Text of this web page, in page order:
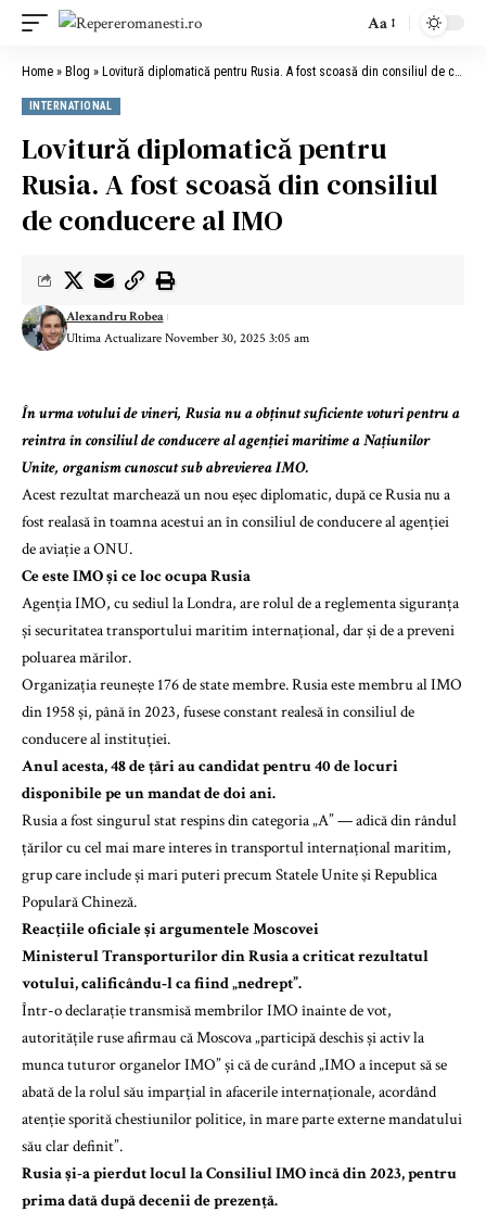
Aa
Home » Blog » Lovitură diplomatică pentru Rusia. A fost scoasă din consiliul de conducere al IMO
INTERNATIONAL
Lovitură diplomatică pentru
Rusia. A fost scoasă din consiliul
de conducere al IMO
Ultima Actualizare November 30, 2025 3:05 am
Alexandru Robea
În urma votului de vineri, Rusia nu a obținut suficiente voturi pentru a
reintra în consiliul de conducere al agenției maritime a Națiunilor
Unite, organism cunoscut sub abrevierea IMO.
Acest rezultat marchează un nou eșec diplomatic, după ce Rusia nu a
fost realasă în toamna acestui an în consiliul de conducere al agenției
de aviație a ONU.
Ce este IMO și ce loc ocupa Rusia
Agenția IMO, cu sediul la Londra, are rolul de a reglementa siguranța
și securitatea transportului maritim internațional, dar și de a preveni
poluarea mărilor.
Organizația reunește 176 de state membre. Rusia este membru al IMO
din 1958 și, până în 2023, fusese constant realesă în consiliul de
conducere al instituției.
Anul acesta, 48 de țări au candidat pentru 40 de locuri
disponibile pe un mandat de doi ani.
Rusia a fost singurul stat respins din categoria „A” — adică din rândul
țărilor cu cel mai mare interes în transportul internațional maritim,
grup care include și mari puteri precum Statele Unite şi Republica
Populară Chineză.
Reacțiile oficiale și argumentele Moscovei
Ministerul Transporturilor din Rusia a criticat rezultatul
votului, calificându‑l ca fiind „nedrept”.
Într-o declarație transmisă membrilor IMO înainte de vot,
autoritățile ruse afirmau că Moscova „participă deschis și activ la
munca tuturor organelor IMO” și că de curând „IMO a început să se
abată de la rolul său imparțial în afacerile internaționale, acordând
atenție sporită chestiunilor politice, în mare parte externe mandatului
său clar definit”.
Rusia și-a pierdut locul la Consiliul IMO încă din 2023, pentru
prima dată după decenii de prezență.